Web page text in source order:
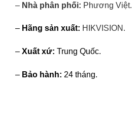
– Nhà phân phối: Phương Việt.
– Hãng sản xuất: HIKVISION.
– Xuất xứ: Trung Quốc.
– Bảo hành: 24 tháng.